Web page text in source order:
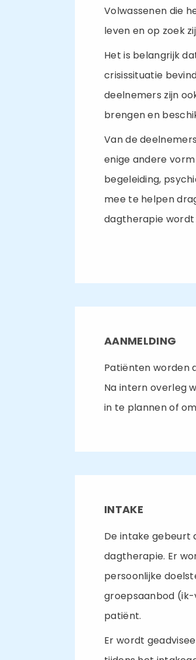
Volwassenen die
leven en op zoek
Het is belangrijk
crisissituatie
deelnemers zijn
brengen en
Van de
enige andere
begeleiding,
mee te helpen
dagtherapie wordt
AANMELDING
Patiënten worden
Na intern overleg
in te plannen of
INTAKE
De intake gebeurt
dagtherapie. Er
persoonlijke
groepsaanbod
patiënt.
Er wordt